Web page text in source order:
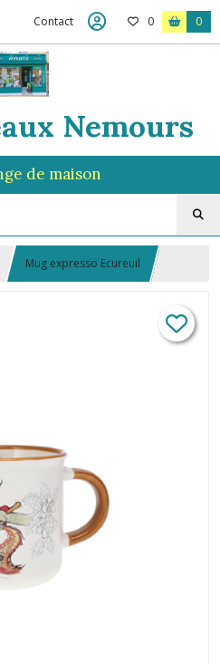
Contact 0 0
Nemours
de maison
Mug expresso Ecureuil